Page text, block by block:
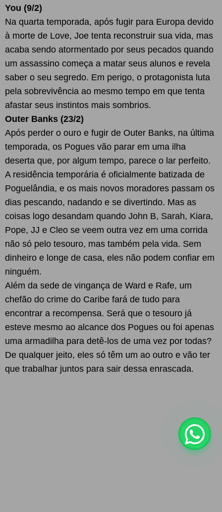
You (9/2)
Na quarta temporada, após fugir para Europa devido
à morte de Love, Joe tenta reconstruir sua vida, mas
acaba sendo atormentado por seus pecados quando
um assassino começa a matar seus alunos e revela
saber o seu segredo. Em perigo, o protagonista luta
pela sobrevivência ao mesmo tempo em que tenta
afastar seus instintos mais sombrios.
Outer Banks (23/2)
Após perder o ouro e fugir de Outer Banks, na última
temporada, os Pogues vão parar em uma ilha
deserta que, por algum tempo, parece o lar perfeito.
A residência temporária é oficialmente batizada de
Poguelândia, e os mais novos moradores passam os
dias pescando, nadando e se divertindo. Mas as
coisas logo desandam quando John B, Sarah, Kiara,
Pope, JJ e Cleo se veem outra vez em uma corrida
não só pelo tesouro, mas também pela vida. Sem
dinheiro e longe de casa, eles não podem confiar em
ninguém.
Além da sede de vingança de Ward e Rafe, um
chefão do crime do Caribe fará de tudo para
encontrar a recompensa. Será que o tesouro já
esteve mesmo ao alcance dos Pogues ou foi apenas
uma armadilha para detê-los de uma vez por todas?
De qualquer jeito, eles só têm um ao outro e vão ter
que trabalhar juntos para sair dessa enrascada.